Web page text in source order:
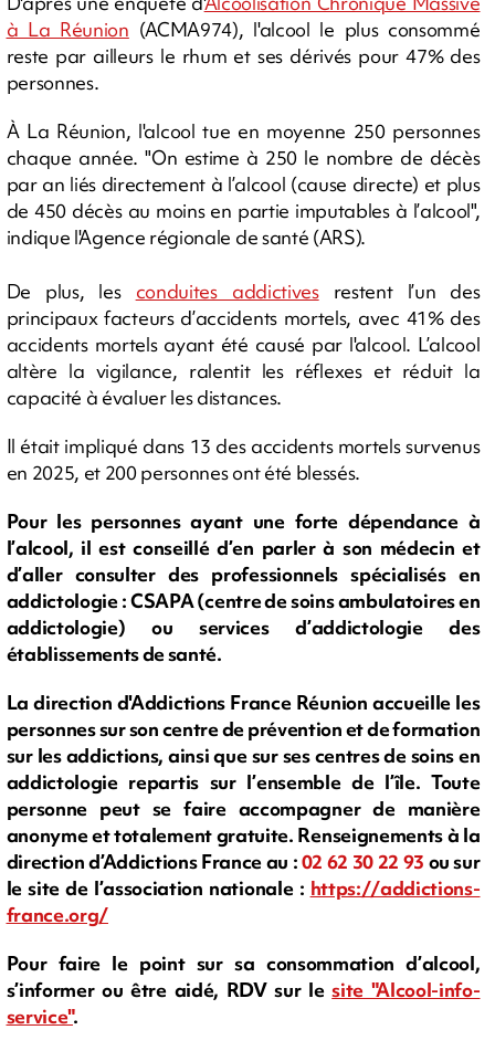
à La Réunion (ACMA974), l'alcool le plus consommé
reste par ailleurs le rhum et ses dérivés pour 47% des
personnes.
À La Réunion, l'alcool tue en moyenne 250 personnes
chaque année. "On estime à 250 le nombre de décès
par an liés directement à l’alcool (cause directe) et plus
de 450 décès au moins en partie imputables à l’alcool",
indique l'Agence régionale de santé (ARS).
De plus, les conduites addictivesrestent l’un des
principaux facteurs d’accidents mortels, avec 41% des
accidents mortels ayant été causé par l'alcool. L’alcool
altère la vigilance, ralentit les réflexes et réduit la
capacité à évaluer les distances.
Il était impliqué dans 13 des accidents mortels survenus
en 2025, et 200 personnes ont été blessés.
Pour les personnes ayant une forte dépendance à
l’alcool, il est conseillé d’en parler à son médecin et
d’aller consulter des professionnels spécialisés en
addictologie : CSAPA (centre de soins ambulatoires en
addictologie) ou services d’addictologie des
établissements de santé.
La direction d'Addictions France Réunion accueille les
personnes sur son centre de prévention et de formation
sur les addictions, ainsi que sur ses centres de soins en
addictologie repartis sur l’ensemble de l’île. Toute
personne peut se faire accompagner de manière
anonyme et totalement gratuite. Renseignements à la
direction d’Addictions France au :02 62 30 22 93 ou sur
le site de l’association nationale : https://addictions-
france.org/
Pour faire le point sur sa consommation d’alcool,
s’informer ou être aidé, RDV sur lesite "Alcool-info-
service".